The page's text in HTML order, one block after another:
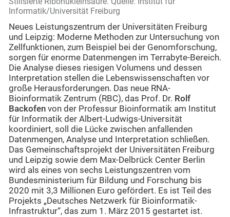
Informatik/Universität Freiburg
Neues Leistungszentrum der Universitäten Freiburg
und Leipzig: Moderne Methoden zur Untersuchung von
Zellfunktionen, zum Beispiel bei der Genomforschung,
sorgen für enorme Datenmengen im Terrabyte-Bereich.
Die Analyse dieses riesigen Volumens und dessen
Interpretation stellen die Lebenswissenschaften vor
große Herausforderungen. Das neue RNA-
Bioinformatik Zentrum (RBC), das Prof. Dr. Rolf
Backofen von der Professur Bioinformatik am Institut
für Informatik der Albert-Ludwigs-Universität
koordiniert, soll die Lücke zwischen anfallenden
Datenmengen, Analyse und Interpretation schließen.
Das Gemeinschaftsprojekt der Universitäten Freiburg
und Leipzig sowie dem Max-Delbrück Center Berlin
wird als eines von sechs Leistungszentren vom
Bundesministerium für Bildung und Forschung bis
2020 mit 3,3 Millionen Euro gefördert. Es ist Teil des
Projekts „Deutsches Netzwerk für Bioinformatik-
Infrastruktur“, das zum 1. März 2015 gestartet ist.